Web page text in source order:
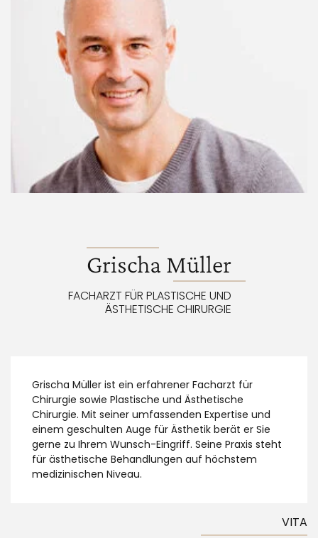
Grischa Müller
FACHARZT FÜR PLASTISCHE UND
ÄSTHETISCHE CHIRURGIE
Grischa Müller ist ein erfahrener Facharzt für
Chirurgie sowie Plastische und Ästhetische
Chirurgie. Mit seiner umfassenden Expertise und
einem geschulten Auge für Ästhetik berät er Sie
gerne zu Ihrem Wunsch-Eingriff. Seine Praxis steht
für ästhetische Behandlungen auf höchstem
medizinischen Niveau.
VITA